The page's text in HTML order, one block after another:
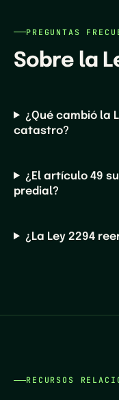
PREGUNTAS
Sobre la
¿Qué cambió la
catastro?
¿El artículo 49
predial?
¿La Ley 2294
RECURSOS